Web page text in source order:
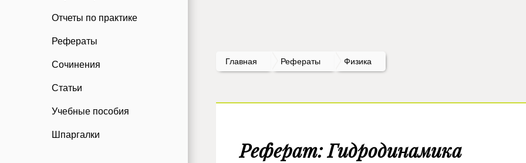
Отчеты по практике
Рефераты
Сочинения
Статьи
Учебные пособия
Шпаргалки
Главная Рефераты Физика
Реферат: Гидродинамика